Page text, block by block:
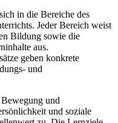
in die Bereiche des
Jeder Bereich weist
Bildung sowie die
aus.
geben konkrete
und
und
und soziale